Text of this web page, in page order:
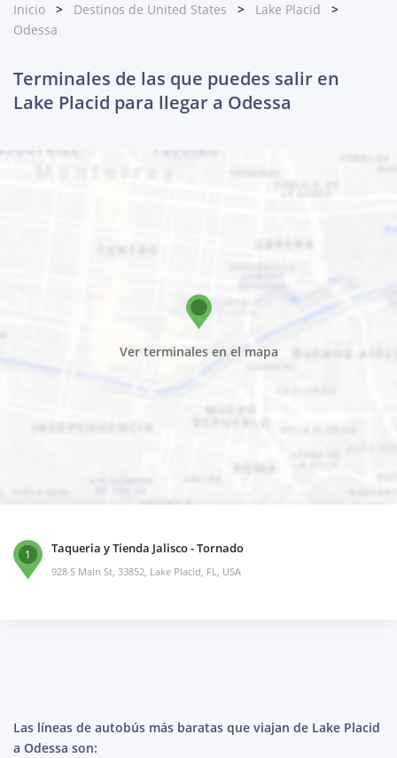
Inicio Destinos de United States
Lake Placid
Odessa
Terminales de las que puedes salir en
Lake Placid para llegar a Odessa
Ver terminales en el mapa
1 Taqueria y Tienda Jalisco - Tornado
928 S Main St, 33852, Lake Placid, FL, USA
Las líneas de autobús más baratas que viajan de Lake Placid
a Odessa son: